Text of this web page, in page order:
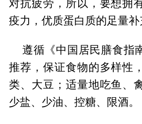
对抗疲劳，所以，要想拥
疫力，优质蛋白质的足量补
遵循《中国居民膳食指
推荐，保证食物的多样性
类、大豆；适量地吃鱼、
少盐、少油、控糖、限酒。